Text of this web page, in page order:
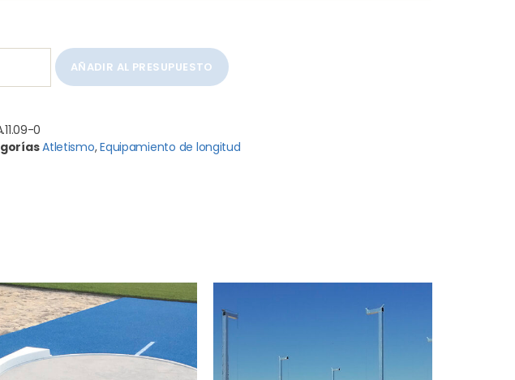
AÑADIR AL PRESUPUESTO
0
Atletismo,Equipamiento de longitud